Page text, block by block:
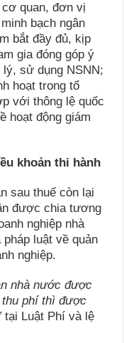
quan, đơn vị
bạch ngân
bắt đầy đủ, kịp
gia đóng góp ý
lý, sử dụng NSNN;
hoạt trong tổ
với thông lệ quốc
hoạt động giám
khoản thi hành
sau thuế còn lại
được chia tương
nghiệp nhà
luật về quản
nghiệp.
nhà nước được
thu phí thì được
tại Luật Phí và lệ